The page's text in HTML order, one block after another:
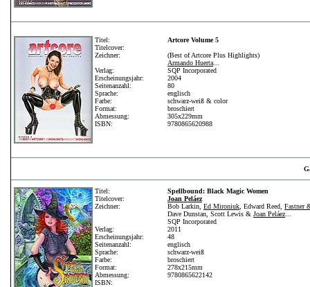
Titel:
Titelcover:
Zeichner:
Verlag:
Erscheinungsjahr:
Seitenanzahl:
Sprache:
Farbe:
Format:
Abmessung:
ISBN:
Artcore Volume 5
(Best of Artcore Plus Highlights)
Armando Huerta
SQP Incorporated
2004
80
englisch
schwarz-weiß & color
broschiert
305x229mm
9780865620988
Titel:
Titelcover:
Zeichner:
Verlag:
Erscheinungsjahr:
Seitenanzahl:
Sprache:
Farbe:
Format:
Abmessung:
ISBN:
Spellbound: Black Magic Women
Joan Peláez
Bob Larkin, Ed Mironiuk , Edward Reed, Fastner
Dave Dunstan, Scott Lewis & Joan Peláez
SQP Incorporated
2011
48
englisch
schwarz-weiß
broschiert
278x215mm
9780865622142